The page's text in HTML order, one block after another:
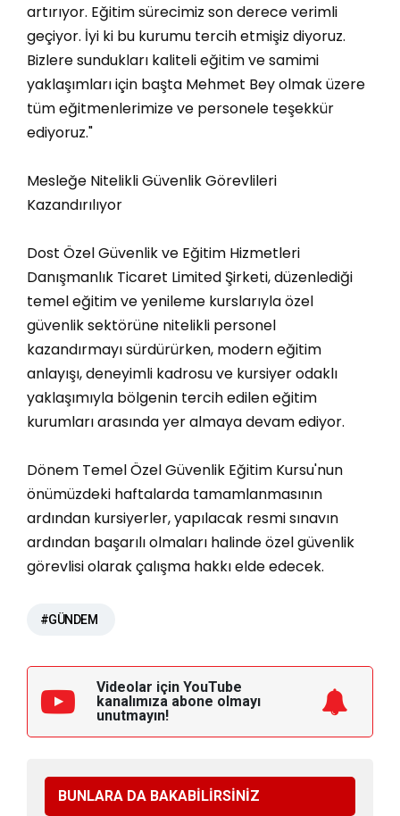
artırıyor. Eğitim sürecimiz son derece verimli
geçiyor. İyi ki bu kurumu tercih etmişiz diyoruz.
Bizlere sundukları kaliteli eğitim ve samimi
yaklaşımları için başta Mehmet Bey olmak üzere
tüm eğitmenlerimize ve personele teşekkür
ediyoruz."
Mesleğe Nitelikli Güvenlik Görevlileri
Kazandırılıyor
Dost Özel Güvenlik ve Eğitim Hizmetleri
Danışmanlık Ticaret Limited Şirketi, düzenlediği
temel eğitim ve yenileme kurslarıyla özel
güvenlik sektörüne nitelikli personel
kazandırmayı sürdürürken, modern eğitim
anlayışı, deneyimli kadrosu ve kursiyer odaklı
yaklaşımıyla bölgenin tercih edilen eğitim
kurumları arasında yer almaya devam ediyor.
Dönem Temel Özel Güvenlik Eğitim Kursu'nun
önümüzdeki haftalarda tamamlanmasının
ardından kursiyerler, yapılacak resmi sınavın
ardından başarılı olmaları halinde özel güvenlik
görevlisi olarak çalışma hakkı elde edecek.
#GÜNDEM
Videolar için YouTube
kanalımıza abone olmayı
unutmayın!
BUNLARA DA BAKABİLİRSİNİZ